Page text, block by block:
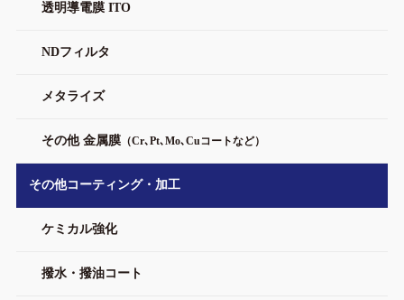
透明導電膜 ITO
NDフィルタ
メタライズ
その他 金属膜（Cr､Pt､Mo､Cuコートなど）
その他コーティング・加工
ケミカル強化
撥水・撥油コート